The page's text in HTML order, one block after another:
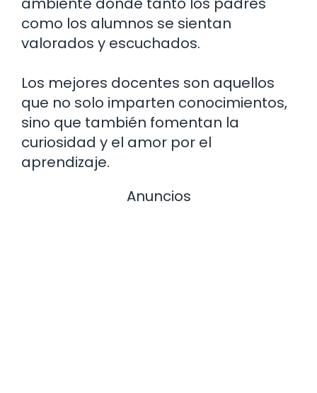
como los alumnos se sientan
valorados y escuchados.
Los mejores docentes son aquellos
que no solo imparten conocimientos,
sino que también fomentan la
curiosidad y el amor por el
aprendizaje.
Anuncios